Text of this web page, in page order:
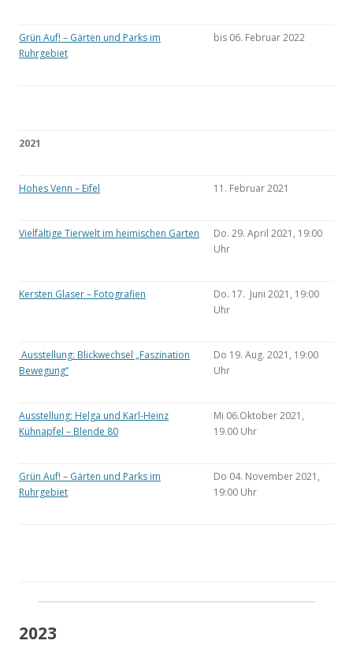
Grün Auf! – Gärten und Parks im
Ruhrgebiet
bis 06. Februar 2022
2021
Hohes Venn – Eifel 11. Februar 2021
Vielfältige Tierwelt im heimischen Garten
Do. 29. April 2021, 19:00
Uhr
Kersten Glaser – Fotografien
Do. 17. Juni 2021, 19:00
Uhr
Ausstellung: Blickwechsel „Faszination
Bewegung“
Do 19. Aug. 2021, 19:00
Uhr
Ausstellung: Helga und Karl-Heinz
Kühnapfel – Blende 80
Mi 06.Oktober 2021,
19.00 Uhr
Grün Auf! – Gärten und Parks im
Ruhrgebiet
Do 04. November 2021,
19:00 Uhr
2023